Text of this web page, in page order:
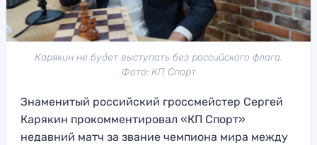
Карякин не будет выступать без российского флага.
Фото: КП Спорт
Знаменитый российский гроссмейстер Сергей
Карякин прокомментировал «КП Спорт»
недавний матч за звание чемпиона мира между